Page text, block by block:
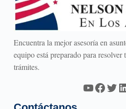
Encuentra la mejor asesoría en
equipo está preparado para
trámites.
YouTube